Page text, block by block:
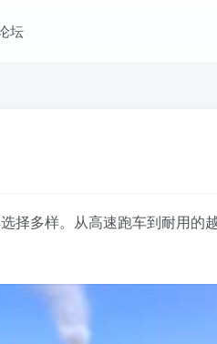
坛
择多样。从高速跑车到耐用